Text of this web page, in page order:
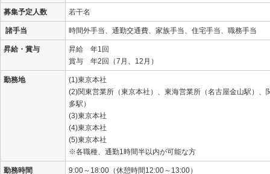
募集予定人数 若干名
諸手当 時間外手当、通勤交通費、家族手当、住宅手当、職務手当
昇給・賞与
昇給 年1回
賞与 年2回（7月、12月）
勤務地
(1)東京本社
(2)関東営業所（東京本社）、東海営業所（名古屋金山駅）
多駅）
(3)東京本社
(4)東京本社
(5)東京本社
※各職種、通勤1時間半以内が可能な方
勤務時間 9:00～18:00（休憩時間12:00～13:00）